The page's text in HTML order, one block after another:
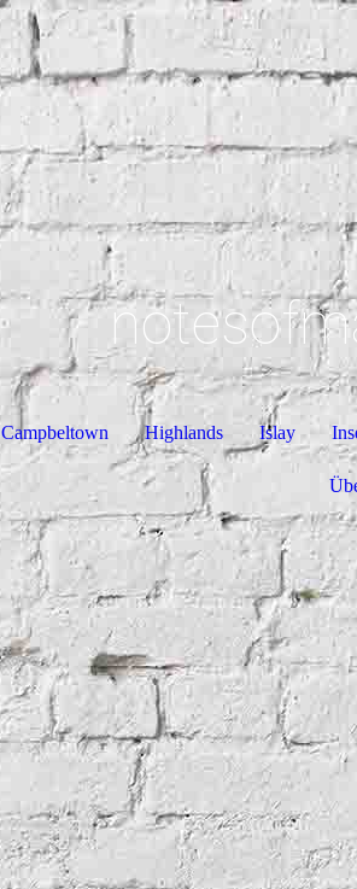
Campbeltown Highlands Islay